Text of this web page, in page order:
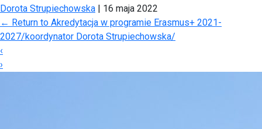
Dorota Strupiechowska | 16 maja 2022
← Return to Akredytacja w programie Erasmus+ 2021-
2027/koordynator Dorota Strupiechowska/
‹
›